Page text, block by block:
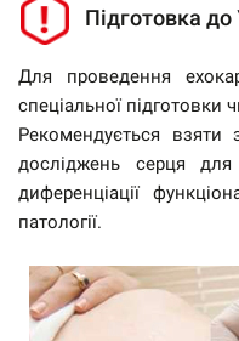
Підготовка
Для проведення
спеціальної підготовки
Рекомендується взяти
досліджень серця
диференціації
патології.